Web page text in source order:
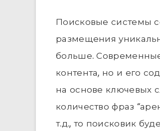
Поисковые системы
размещения
больше.
контента, но и его
на основе ключевых
количество фраз
т.д., то поисковик